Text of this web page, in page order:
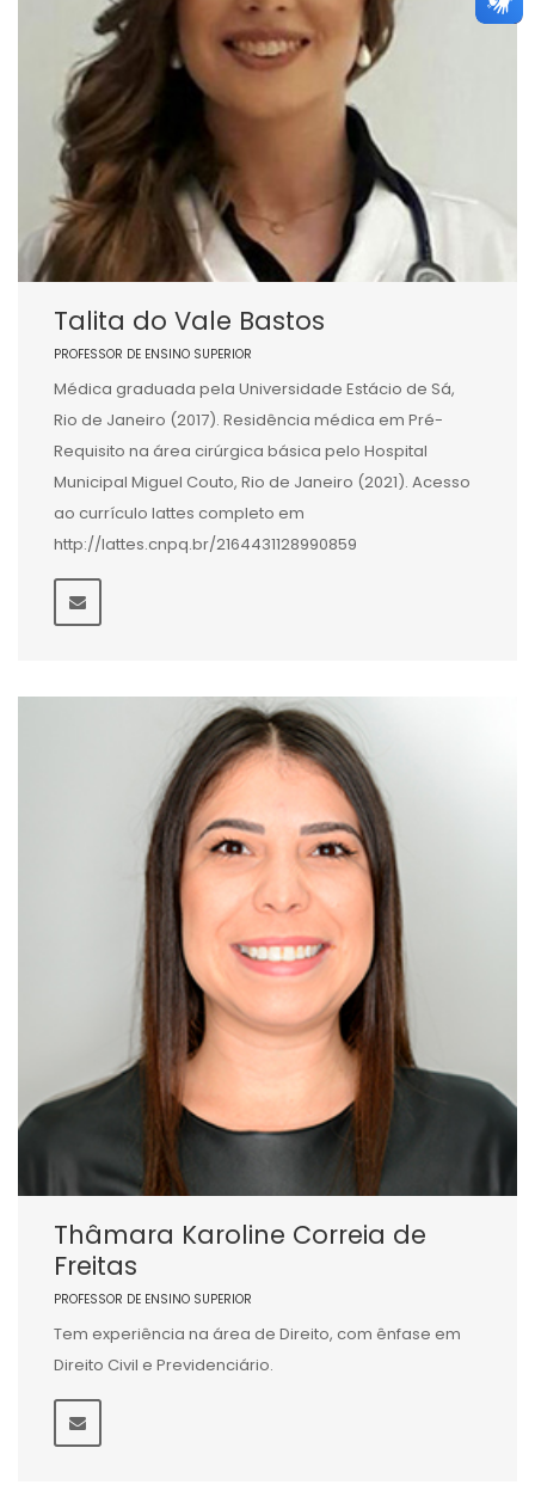
Talita do Vale Bastos
PROFESSOR DE ENSINO SUPERIOR
Médica graduada pela Universidade Estácio de Sá,
Rio de Janeiro (2017). Residência médica em Pré-
Requisito na área cirúrgica básica pelo Hospital
Municipal Miguel Couto, Rio de Janeiro (2021). Acesso
ao currículo lattes completo em
http://lattes.cnpq.br/2164431128990859
Thâmara Karoline Correia de
Freitas
PROFESSOR DE ENSINO SUPERIOR
Tem experiência na área de Direito, com ênfase em
Direito Civil e Previdenciário.